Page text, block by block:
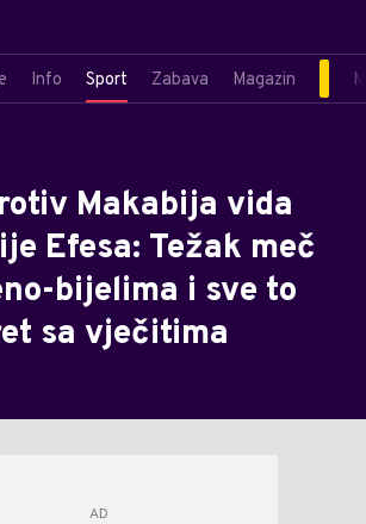
Info Sport Zabava Magazin
Makabija vida
Efesa: Težak meč
bijelima i sve to
sa vječitima